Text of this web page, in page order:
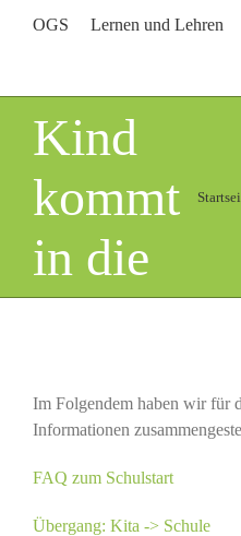
OGS Lernen und Lehren
Kind
kommt
in die
Schule
Im Folgendem haben wir für
Informationen
FAQ zum Schulstart
Übergang: Kita -> Schule